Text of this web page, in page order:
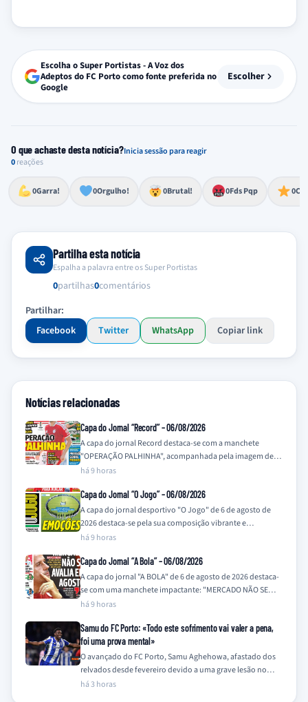
Escolha o Super Portistas - A Voz dos
Adeptos do FC Porto como fonte preferida no
Google
Escolher
O que achaste desta notícia?Inicia sessão para reagir
0reações
0Garra!
Esforço, determinação, aprovação forte
0Orgulho!
Lealdade, amor clubístico, sentimento profundo
0Brutal!
Impressionante, chocante, de grande impacto 0Fds Pqp
Reação de desespero, raiva, frustração ou espanto extremo 0
Excelência, destaque, o melhor
Partilha esta notícia
Espalha a palavra entre os Super Portistas
0partilhas0comentários
Partilhar:
Facebook
Twitter WhatsApp Copiar link
Notícias relacionadas
Capa do Jornal “Record” – 06/08/2026
A capa do jornal Record destaca-se com a manchete
"OPERAÇÃO PALHINHA", acompanhada pela imagem de
um jogador com a camisola do Bayern…
há 9 horas
Capa do Jornal “O Jogo” – 06/08/2026
A capa do jornal desportivo "O Jogo" de 6 de agosto de
2026 destaca-se pela sua composição vibrante e
informativa, com ênfase…
há 9 horas
Capa do Jornal “A Bola” – 06/08/2026
A capa do jornal "A BOLA" de 6 de agosto de 2026 destaca-
se com uma manchete impactante: "MERCADO NÃO SE
AVALIA EM…
há 9 horas
Samu do FC Porto: «Todo este sofrimento vai valer a pena,
foi uma prova mental»
O avançado do FC Porto, Samu Aghehowa, afastado dos
relvados desde fevereiro devido a uma grave lesão no
joelho, descreveu o seu…
há 3 horas